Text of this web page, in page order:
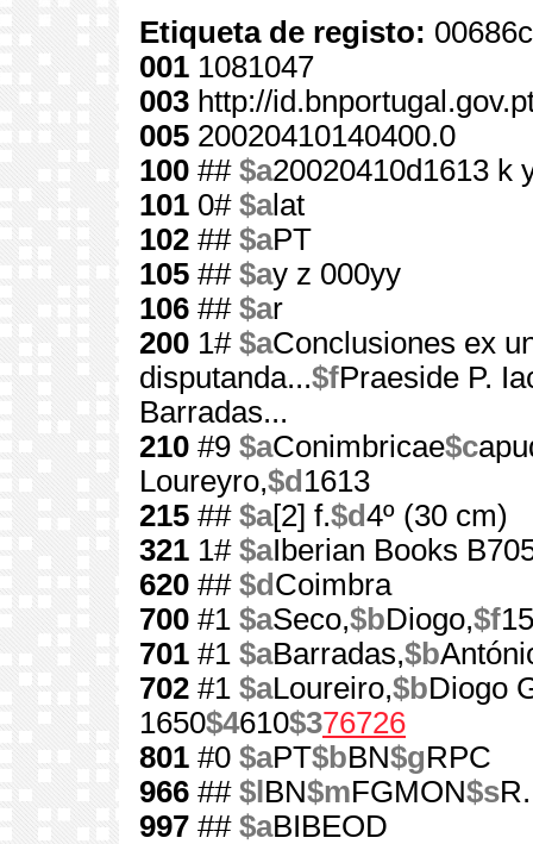
Etiqueta de registo:
001 1081047
003 http://
005 20020410140400.0
100 ## $a20020410d1613 k
101 0# $alat
102 ## $aPT
105 ## $ay z 000yy
106 ## $ar
200 1# $aConclusiones ex
disputanda...$fPraeside P.
Barradas...
210 #9 $aConimbricae$c
Loureyro,$d 1613
215 ## $a[2] f.$d4º (30 cm)
321 1# $aIberian Books
620 ## $d Coimbra
700 #1 $aSeco,$bDiogo,$f
701 #1 $aBarradas,$b
702 #1 $aLoureiro,$bDiogo
1650$4610$376726
801 #0 $aPT$bBN$gRPC
966 ## $l BN$mFGMON$s
997 ## $aBIBEOD